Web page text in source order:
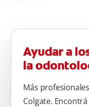
Ayudar a
la
Más
Colgate.